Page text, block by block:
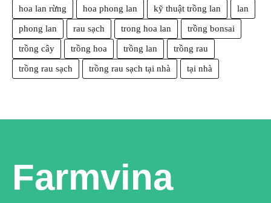
hoa lan rừng hoa phong lan kỹ thuật trồng lan lan
phong lan rau sạch trong hoa lan trồng bonsai
trồng cây trồng hoa trồng lan trồng rau
trồng rau sạch trồng rau sạch tại nhà tại nhà
Farmvina